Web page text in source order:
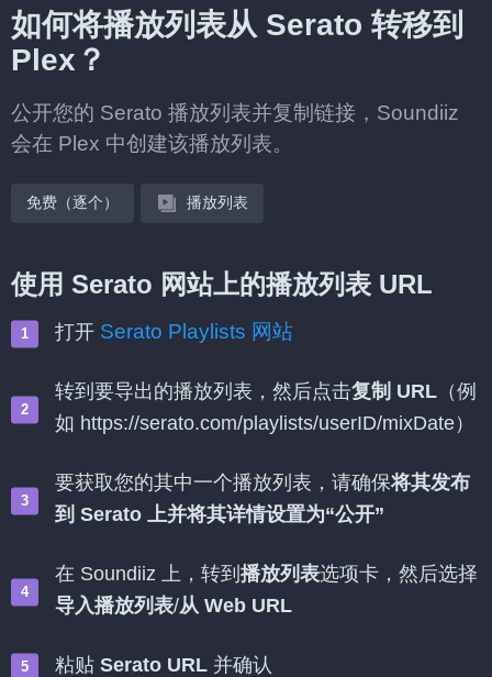
如何将播放列表从 Serato 转移到
Plex？
公开您的 Serato 播放列表并复制链接，Soundiiz
会在 Plex 中创建该播放列表。
免费（逐个） 播放列表
使用 Serato 网站上的播放列表 URL
打开 Serato Playlists 网站
转到要导出的播放列表，然后点击复制 URL （例
如 https://serato.com/playlists/userID/mixDate）
要获取您的其中一个播放列表，请确保将其发布
到 Serato 上并将其详情设置为“公开”
在 Soundiiz 上，转到 播放列表选项卡，然后选择
导入播放列表/从 Web URL
粘贴 Serato URL 并确认